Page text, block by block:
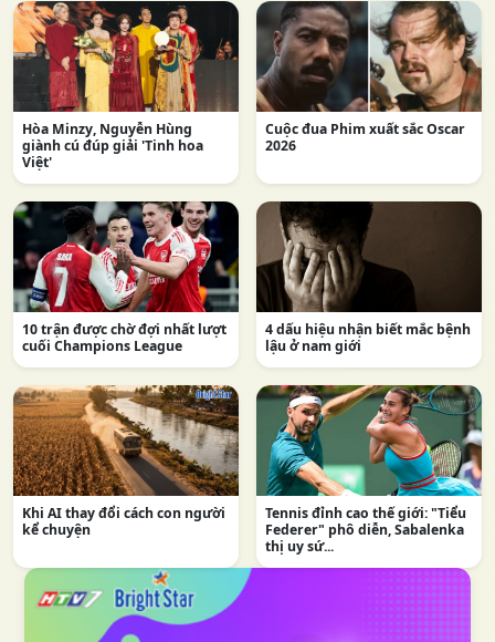
Hòa Minzy, Nguyễn Hùng
giành cú đúp giải 'Tinh hoa
Việt'
Cuộc đua Phim xuất sắc Oscar
2026
10 trận được chờ đợi nhất lượt
cuối Champions League
4 dấu hiệu nhận biết mắc bệnh
lậu ở nam giới
Khi AI thay đổi cách con người
kể chuyện
Tennis đỉnh cao thế giới: "Tiểu
Federer" phô diễn, Sabalenka
thị uy sứ...